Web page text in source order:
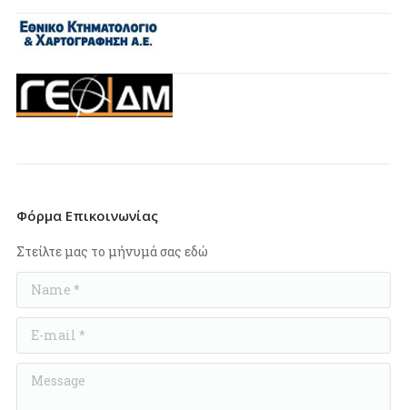
Φόρμα Επικοινωνίας
Στείλτε μας το μήνυμά σας εδώ
Name *
E-mail *
Message